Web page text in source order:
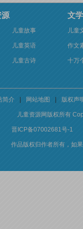
源
儿童故事
儿童英语
儿童古诗
文
儿童
作文
十万
简介 网站地图 版权声
儿童资源网版权所有
晋ICP备07002681号-1
作品版权归作者所有，如